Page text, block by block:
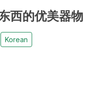
西的优美器物
Korean